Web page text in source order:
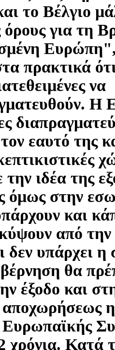
το Βέλγιο
όρους για τη
Ευρώπη",
πρακτικά
να
Η
εαυτό της
την ιδέα της
όμως στην
και
από την
δεν υπάρχει η
θα
έξοδο και
αποχωρήσεως
χρόνια. Κατά